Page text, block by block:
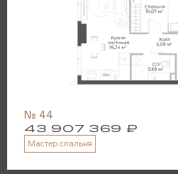
№ 44
43 907 369 ₽
Мастер спальня